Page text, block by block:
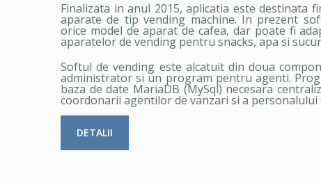
Finalizata in anul 2015, aplicatia este destinata
aparate de tip vending machine. In prezent
orice model de aparat de cafea, dar poate fi
aparatelor de vending pentru snacks, apa si
Softul de vending este alcatuit din doua
administrator si un program pentru agenti.
baza de date MariaDB (MySql) necesara
coordonarii agentilor de vanzari si a personalului
DETALII